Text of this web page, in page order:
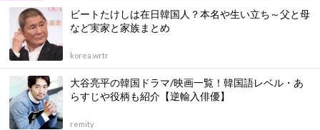
ビートたけしは在日韓国人？本名や生い立ち～父と母
など実家と家族まとめ
korea.wrtr
大谷亮平の韓国ドラマ/映画一覧！韓国語レベル・あ
らすじや役柄も紹介【逆輸入俳優】
remity